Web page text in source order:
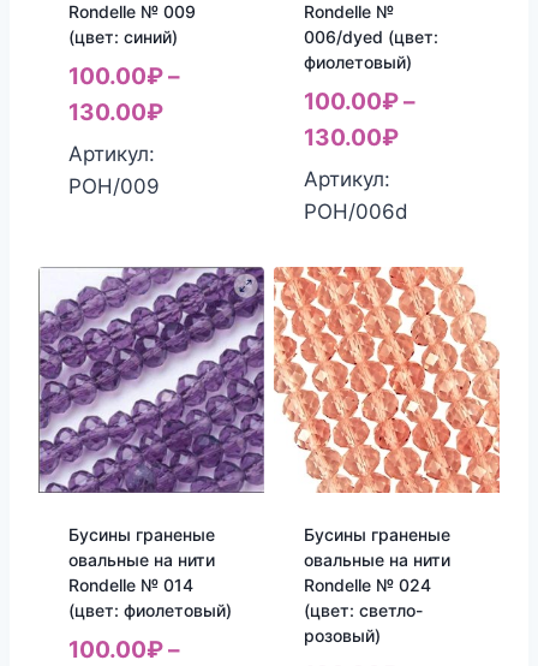
Rondelle № 009
(цвет: синий)
100.00₽–
130.00₽
Артикул:
РОН/009
Rondelle №
006/dyed (цвет:
фиолетовый)
100.00₽–
130.00₽
Артикул:
РОН/006d
Бусины граненые
овальные на нити
Rondelle № 014
(цвет: фиолетовый)
100.00₽–
Бусины граненые
овальные на нити
Rondelle № 024
(цвет: светло-
розовый)